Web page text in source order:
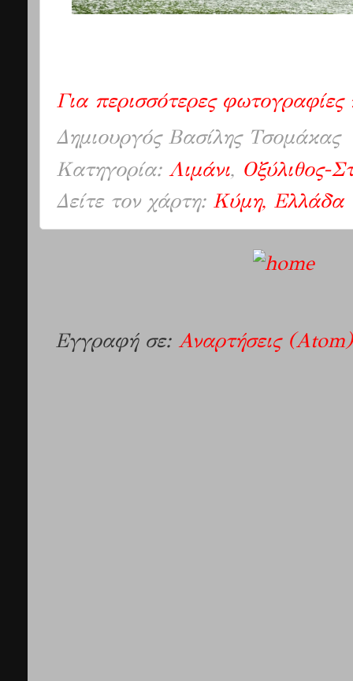
Για περισσότερες
Δημιουργός Βασίλης Τσομάκας
Κατηγορία: Λιμάνι, Οξύλιθος-
Δείτε τον χάρτη: Κύμη, Ελλάδα
Εγγραφή σε: Αναρτήσεις (Atom)